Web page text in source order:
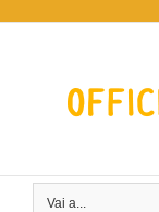
Vai a...